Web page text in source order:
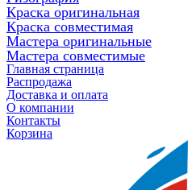
Краска оригинальная
Краска совместимая
Мастера оригинальные
Мастера совместимые
Главная страница
Распродажа
Доставка и оплата
О компании
Контакты
Корзина